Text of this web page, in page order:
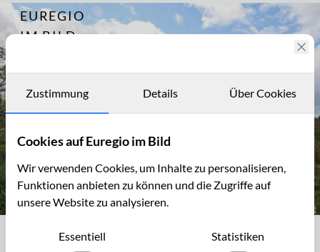
EUREGIO
IM BILD
Archiv
Kontakt
Archiv 2704
Eupener Grenzgraben im Platten Venn
Zustimmung Details Über Cookies
Cookies auf Euregio im Bild
Wir verwenden Cookies, um Inhalte zu personalisieren,
Funktionen anbieten zu können und die Zugriffe auf
unsere Website zu analysieren.
Essentiell
Statistiken